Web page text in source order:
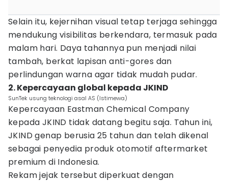
Selain itu, kejernihan visual tetap terjaga sehingga
mendukung visibilitas berkendara, termasuk pada
malam hari. Daya tahannya pun menjadi nilai
tambah, berkat lapisan anti-gores dan
perlindungan warna agar tidak mudah pudar.
2. Kepercayaan global kepada JKIND
SunTek usung teknologi asal AS (Istimewa)
Kepercayaan Eastman Chemical Company
kepada JKIND tidak datang begitu saja. Tahun ini,
JKIND genap berusia 25 tahun dan telah dikenal
sebagai penyedia produk otomotif aftermarket
premium di Indonesia.
Rekam jejak tersebut diperkuat dengan